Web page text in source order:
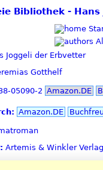
Bibliothek -
Joggeli der Erbvetter
Gotthelf
05090-2 Amazon.DE
Amazon.DE
Artemis & Winkler Verlag